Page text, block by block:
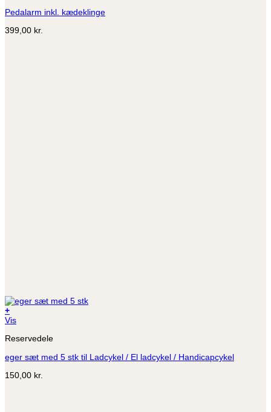
varianter.
kan
Pedalarm inkl. kædeklinge
399,00 kr.
+
Dette
har
varianter.
kan
Vis
Reservedele
eger sæt med 5 stk til Ladcykel / El ladcykel / Handicapcykel
150,00 kr.